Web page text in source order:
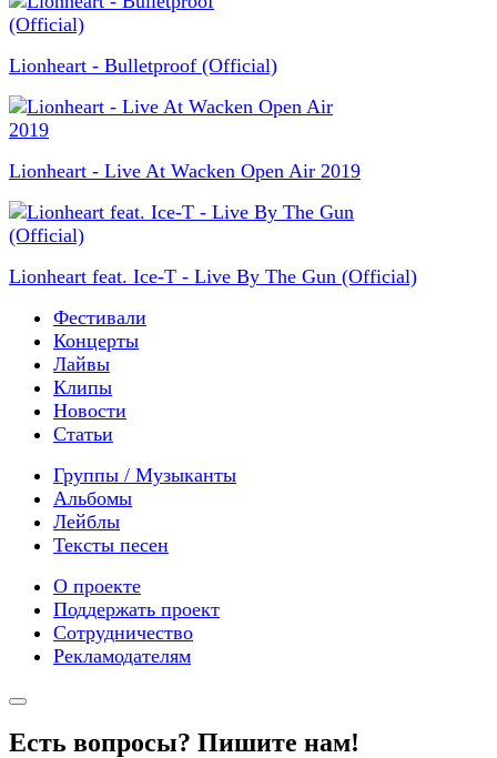
Lionheart - Bulletproof (Official)
Lionheart - Live At Wacken Open Air 2019
Lionheart feat. Ice-T - Live By The Gun (Official)
Фестивали
Концерты
Лайвы
Клипы
Новости
Статьи
Группы / Музыканты
Альбомы
Лейблы
Тексты песен
О проекте
Поддержать проект
Сотрудничество
Рекламодателям
Есть вопросы? Пишите нам!